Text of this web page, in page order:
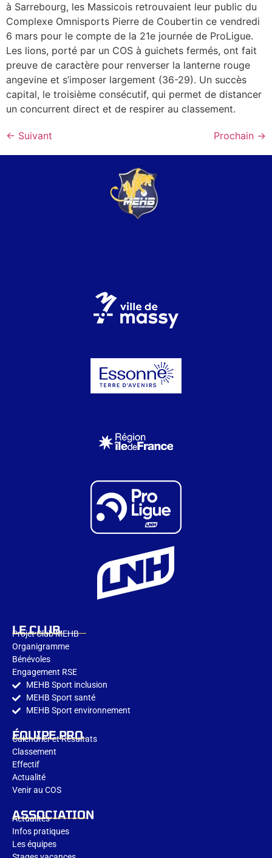
à Sarrebourg, les Massicois retrouvaient leur public du
Complexe Omnisports Pierre de Coubertin ce vendredi
6 mars pour le compte de la 21e journée de ProLigue.
Les lions, porté par un COS à guichets fermés, ont fait
preuve de caractère pour renverser la lanterne rouge
angevine et s’imposer largement (36-29). Un succès
capital, le troisième consécutif, qui permet de distancer
un concurrent direct et de respirer au classement.
← Suivant Prochain →
LE CLUB
Projet Club MEHB
Organigramme
Bénévoles
Engagement RSE
MEHB Sport inclusion
MEHB Sport santé
MEHB Sport environnement​
ÉQUIPE PRO
Calendrier et Résultats
Classement
Effectif
Actualité
Venir au COS
ASSOCIATION
Actualités
Infos pratiques
Les équipes